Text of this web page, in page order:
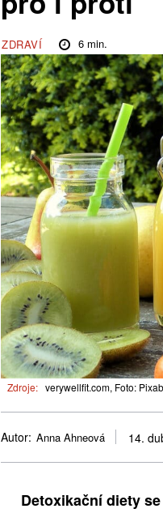
ZDRAVÍ 6 min.
Zdroje: verywellfit.com, Foto:
Autor: Anna Ahneová 14.
Detoxikační diety